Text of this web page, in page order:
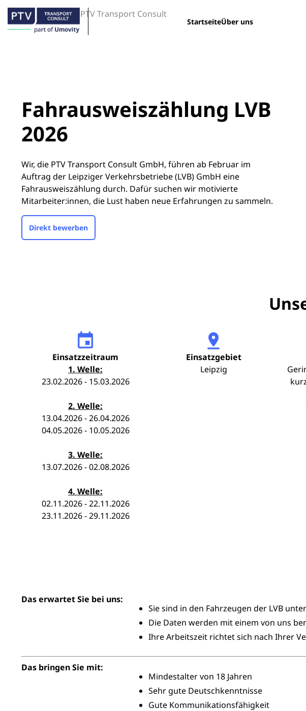
PTV Transport Consult
StartseiteÜber uns
Fahrausweiszählung LVB
2026
Wir, die PTV Transport Consult GmbH, führen ab Februar im
Auftrag der Leipziger Verkehrsbetriebe (LVB) GmbH eine
Fahrausweiszählung durch. Dafür suchen wir motivierte
Mitarbeiter:innen, die Lust haben neue Erfahrungen zu sammeln.
Direkt bewerben
Einsatzzeitraum
1. Welle:
23.02.2026 - 15.03.2026
2. Welle:
13.04.2026 - 26.04.2026
04.05.2026 - 10.05.2026
3. Welle:
13.07.2026 - 02.08.2026
4. Welle:
02.11.2026 - 22.11.2026
23.11.2026 - 29.11.2026
Einsatzgebiet
Leipzig
Das erwartet Sie bei uns:
Sie sind in den Fahrzeugen der LVB
Die Daten werden mit einem von uns
Ihre Arbeitszeit richtet sich nach Ihrer
Das bringen Sie mit:
Mindestalter von 18 Jahren
Sehr gute Deutschkenntnisse
Gute Kommunikationsfähigkeit